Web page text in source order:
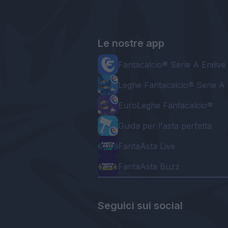
Le nostre app
Fantacalcio® Serie A Enilive
Leghe Fantacalcio® Serie A
EuroLeghe Fantacalcio®
Guida per l'asta perfetta
FantaAsta Live
FantaAsta Buzz
Seguici sui social